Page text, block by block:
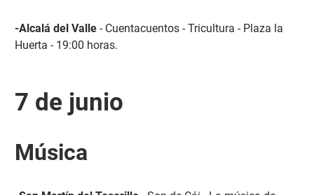
-Alcalá del Valle- Cuentacuentos - Tricultura - Plaza la
Huerta - 19:00 horas.
7 de junio
Música